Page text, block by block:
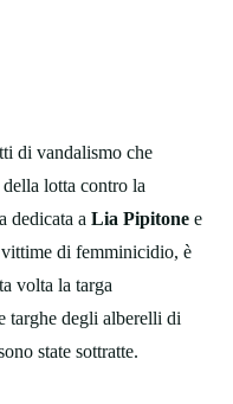
di vandalismo che
lotta contro la
dedicata a Lia Pipitone e
vittime di femminicidio, è
volta la targa
targhe degli alberelli di
state sottratte.